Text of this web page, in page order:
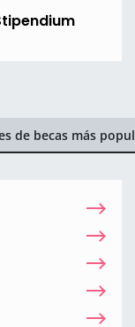
de becas más